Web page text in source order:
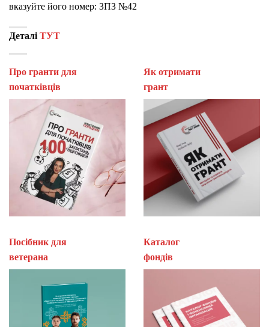
вказуйте його номер: ЗПЗ №42
Деталі ТУТ
Про гранти для
початківців
Як отримати
Посібник для
ветерана
Каталог